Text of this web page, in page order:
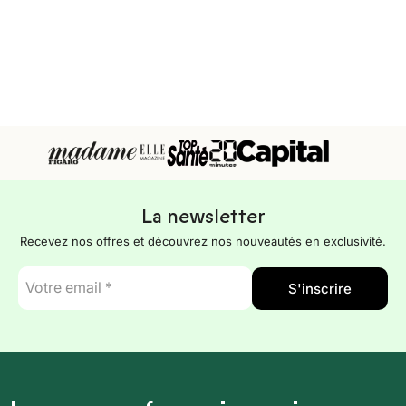
La newsletter
Recevez nos offres et découvrez nos nouveautés en exclusivité.
E-
mail
*
S'inscrire